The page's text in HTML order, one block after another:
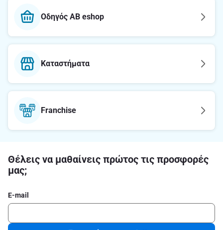
Οδηγός AB eshop
Καταστήματα
Franchise
Θέλεις να μαθαίνεις πρώτος τις προσφορές
μας;
E-mail